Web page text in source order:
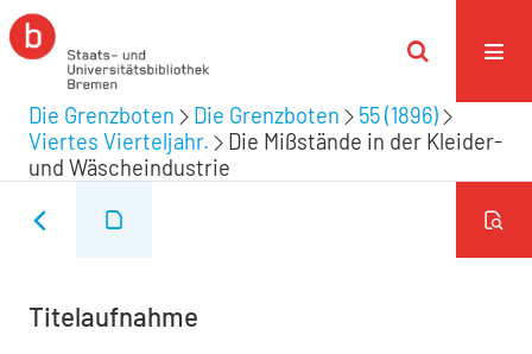
Die Grenzboten Die Grenzboten
55 (1896)
Viertes Vierteljahr.
Die Mißstände in der Kleider-
und Wäscheindustrie
Titelaufnahme